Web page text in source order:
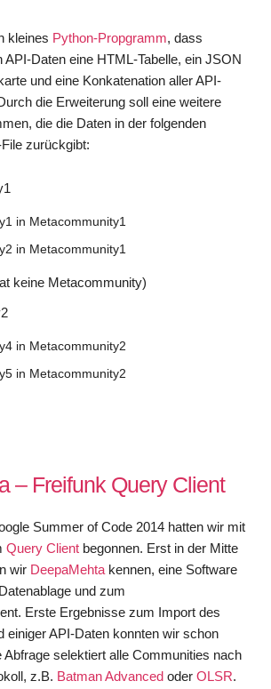
kleines Python-Propgramm, dass
API-Daten eine HTML-Tabelle, ein JSON
und eine Konkatenation aller API-
die Erweiterung soll eine weitere
die die Daten in der folgenden
zurückgibt:
in Metacommunity1
in Metacommunity1
keine Metacommunity)
in Metacommunity2
in Metacommunity2
– Freifunk Query Client
Summer of Code 2014 hatten wir mit
Query Client begonnen. Erst in der Mitte
wir DeepaMehta kennen, eine Software
und zum
Erste Ergebnisse zum Import des
einiger API-Daten konnten wir schon
Abfrage selektiert alle Communities nach
z.B. Batman Advanced oder OLSR.